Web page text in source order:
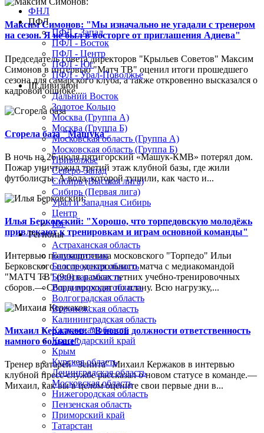
Максим Симонов: "Мы изначально не угадали с тренером
на сезон. Я не был в восторге от приглашения Адиева"
Председатель совета директоров "Крыльев Советов" Максим
Симонов в интервью "Матч ТВ" оценил итоги прошедшего
сезона для самарского клуба, а также откровенно высказался о
кадровой ошибке...
Сгорела база "Машука"
В ночь на 26 июля пятигорский «Машук-КМВ» потерял дом.
Пожар уничтожил третий этаж клубной базы, где жили
футболисты. А вода, которой тушили, как часто и...
Илья Берковский: "Хорошо, что торпедовскую молодёжь
привлекают к тренировкам и играм основной команды"
Интервью полузащитника московского "Торпедо" Ильи
Берковского после контрольного матча с медиакомандой
"МАТЧ ТВ" (9:0) в рамках летних учебно-тренировочных
сборов.— Сборы проходят по плану. Всю нагрузку,...
Михаил Кержаков: "В новой должности ответственность
намного больше"
Тренер вратарей "Зенита" Михаил Кержаков в интервью
клубной пресс-службе рассказал о новом статусе в команде.—
Михаил, как вы в целом оцените свои первые дни в...
ФНЛ
ПФЛ
ПФЛ - Запад
ПФЛ - Восток
ПФЛ - Центр
ПФЛ - Юг
ПФЛ - Урал-Поволжье
III дивизион
Дальний Восток
Золотое Кольцо
Москва (Группа А)
Москва (Группа Б)
Московская область (Группа А)
Московская область (Группа Б)
Приволжье
Северо-Запад
Сибирь (Высшая лига)
Сибирь (Первая лига)
Урал и Западная Сибирь
Центр
Юг
Регионы
Астраханская область
Башкортостан
Белгородская область
Брянская область
Владимирская область
Волгоградская область
Воронежская область
Калининградская область
Калужская область
Краснодарский край
Крым
Курская область
Ленинградская область
Московская область
Нижегородская область
Пензенская область
Приморский край
Татарстан